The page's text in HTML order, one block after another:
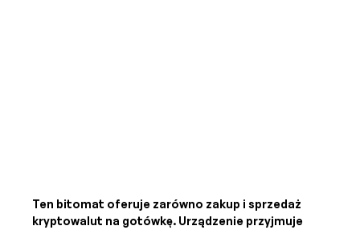
Ten bitomat oferuje zarówno zakup i sprzedaż
kryptowalut na gotówkę. Urządzenie przyjmuje